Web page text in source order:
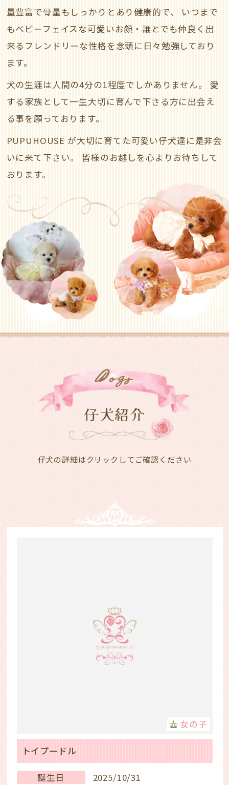
量豊富で骨量もしっかりとあり健康的で、
いつまで
もベビーフェイスな可愛いお顔・誰とでも仲良く出
来るフレンドリーな性格を念頭に日々勉強しており
ます。
犬の生涯は人間の4分の1程度でしかありません。
愛
する家族として一生大切に育んで下さる方に出会え
る事を願っております。
PUPUHOUSE が大切に育てた可愛い仔犬達に是非会
いに来て下さい。
皆様のお越しを心よりお待ちして
おります。
DOgs
仔犬紹介
仔犬の詳細はクリックしてご確認ください
女の子
トイプードル
誕生日 2025/10/31